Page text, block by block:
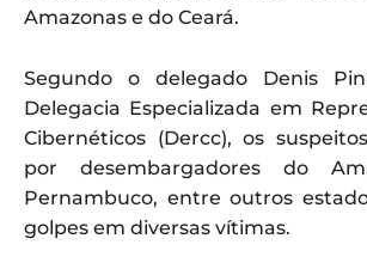
Amazonas e do Ceará.
Segundo o delegado Denis
Delegacia Especializada em
Cibernéticos (Dercc), os
por desembargadores do
Pernambuco, entre outros
golpes em diversas vítimas.